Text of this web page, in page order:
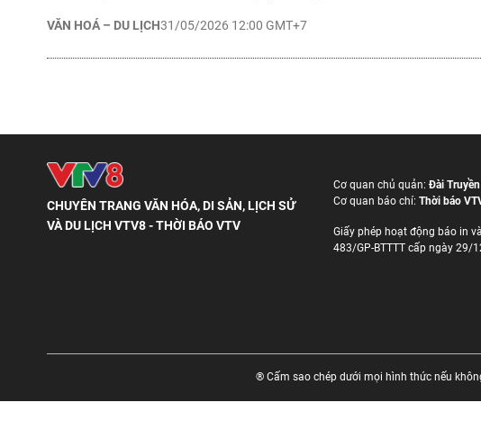
VĂN HOÁ – DU LỊCH31/05/2026 12:00 GMT+7
CHUYÊN TRANG VĂN HÓA, DI SẢN, LỊCH SỬ
VÀ DU LỊCH VTV8 - THỜI BÁO VTV
Cơ quan chủ quản:Đài
Cơ quan báo chí: Thời báo
Giấy phép hoạt động báo in
483/GP-BTTTT cấp ngày 29/
® Cấm sao chép dưới mọi hình thức nếu